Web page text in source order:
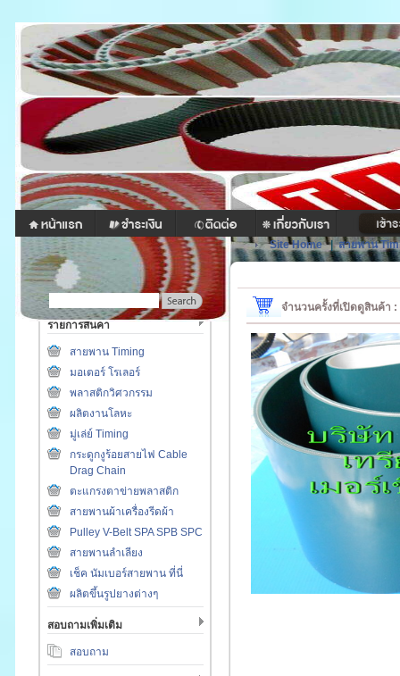
รายการสินค้า
สายพาน Timing
มอเตอร์ โรเลอร์
พลาสติกวิศวกรรม
ผลิตงานโลหะ
มู่เล่ย์ Timing
กระดูกงูร้อยสายไฟ Cable
Drag Chain
ตะแกรงตาข่ายพลาสติก
สายพานผ้าเครื่องรีดผ้า
Pulley V-Belt SPA SPB SPC
สายพานลำเลียง
เช็ค นัมเบอร์สายพาน ที่นี่
ผลิตขึ้นรูปยางต่างๆ
สอบถามเพิ่มเติม
สอบถาม
Site Home|สายพาน
จำนวนครั้งที่เปิดดูสินค้า